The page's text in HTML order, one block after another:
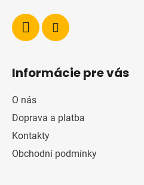
Informácie pre vás
O nás
Doprava a platba
Kontakty
Obchodní podmínky